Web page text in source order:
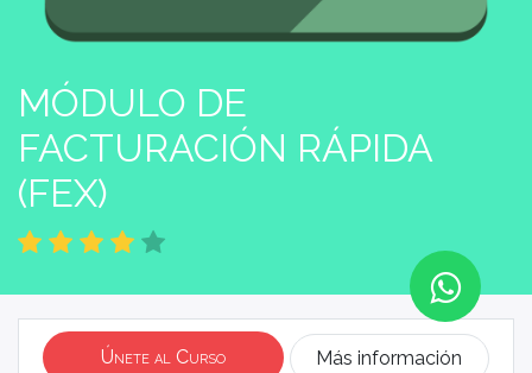
MÓDULO DE
FACTURACIÓN RÁPIDA
(FEX)
Únete al Curso Más información